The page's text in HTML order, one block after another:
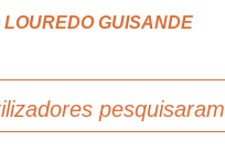
GUISANDE
pesquisaram